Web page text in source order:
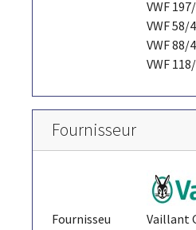
VWF
VWF 58/4
VWF 88/4
VWF
Fournisseur
Fournisseu
Vaillant